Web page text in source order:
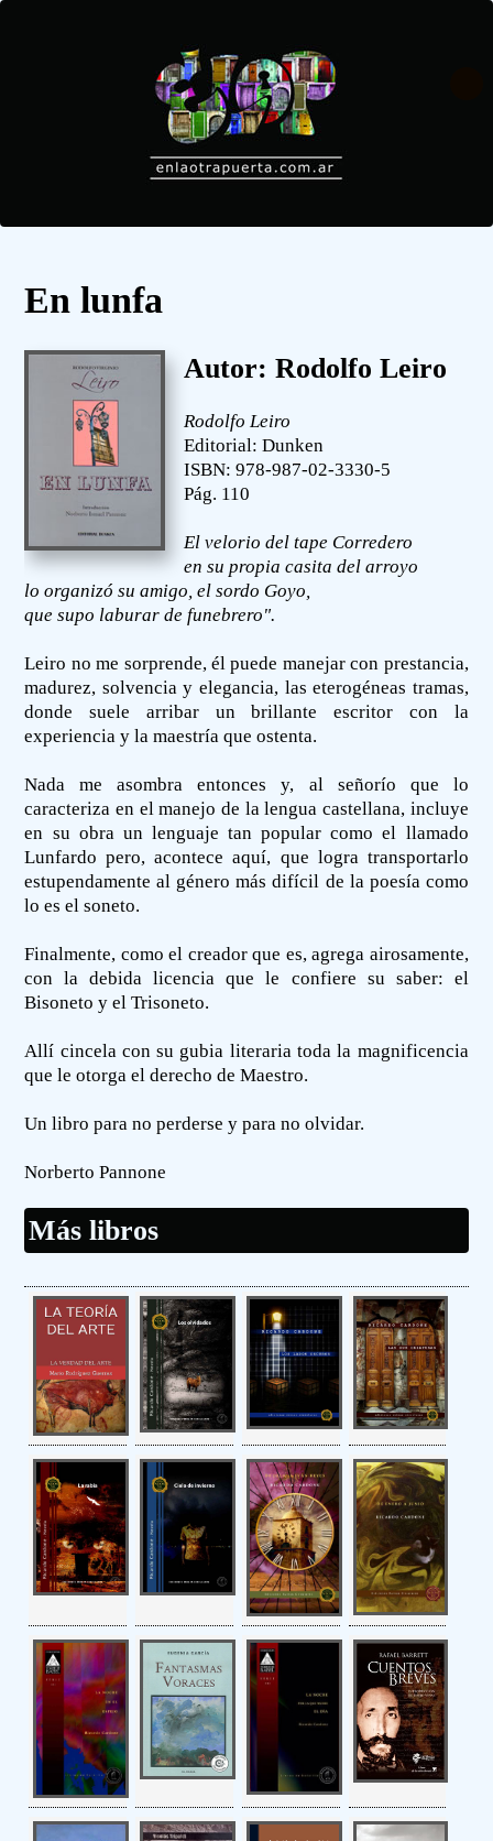
En lunfa
Autor: Rodolfo Leiro
Rodolfo Leiro
Editorial: Dunken
ISBN: 978-987-02-3330-5
Pág. 110
El velorio del tape Corredero
en su propia casita del arroyo
lo organizó su amigo, el sordo Goyo,
que supo laburar de funebrero".
Leiro no me sorprende, él puede manejar con prestancia,
madurez, solvencia y elegancia, las eterogéneas tramas,
donde suele arribar un brillante escritor con la
experiencia y la maestría que ostenta.
Nada me asombra entonces y, al señorío que lo
caracteriza en el manejo de la lengua castellana, incluye
en su obra un lenguaje tan popular como el llamado
Lunfardo pero, acontece aquí, que logra transportarlo
estupendamente al género más difícil de la poesía como
lo es el soneto.
Finalmente, como el creador que es, agrega airosamente,
con la debida licencia que le confiere su saber: el
Bisoneto y el Trisoneto.
Allí cincela con su gubia literaria toda la magnificencia
que le otorga el derecho de Maestro.
Un libro para no perderse y para no olvidar.
Norberto Pannone
Más libros